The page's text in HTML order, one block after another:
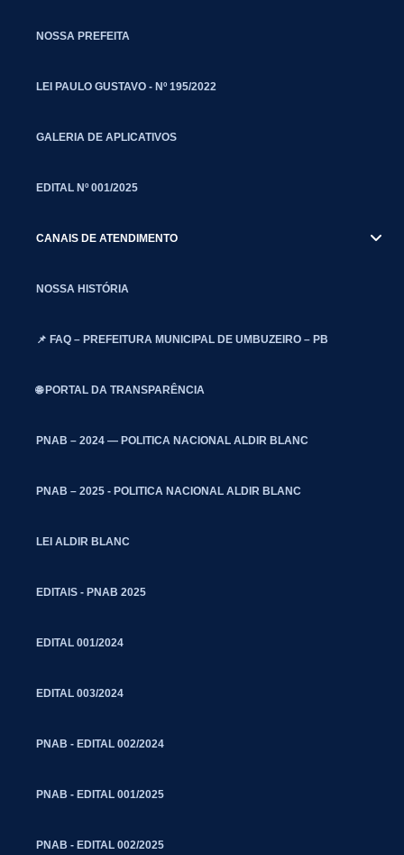
NOSSA PREFEITA
LEI PAULO GUSTAVO - Nº 195/2022
GALERIA DE APLICATIVOS
EDITAL Nº 001/2025
CANAIS DE ATENDIMENTO
NOSSA HISTÓRIA
📌 FAQ – PREFEITURA MUNICIPAL DE UMBUZEIRO – PB
🌐 PORTAL DA TRANSPARÊNCIA
PNAB – 2024 — POLITICA NACIONAL ALDIR BLANC
PNAB – 2025 - POLITICA NACIONAL ALDIR BLANC
LEI ALDIR BLANC
EDITAIS - PNAB 2025
EDITAL 001/2024
EDITAL 003/2024
PNAB - EDITAL 002/2024
PNAB - EDITAL 001/2025
PNAB - EDITAL 002/2025